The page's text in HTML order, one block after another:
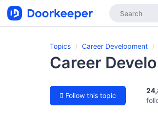
Topics Career Development
Career
Follow this topic